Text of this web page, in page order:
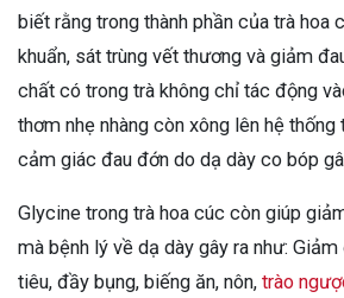
biết rằng trong thành phần của trà hoa
khuẩn, sát trùng vết thương và giảm
chất có trong trà không chỉ tác động
thơm nhẹ nhàng còn xông lên hệ thống
cảm giác đau đớn do dạ dày co bóp
Glycine trong trà hoa cúc còn giúp
mà bệnh lý về dạ dày gây ra như: Giảm
tiêu, đầy bụng, biếng ăn, nôn, trào